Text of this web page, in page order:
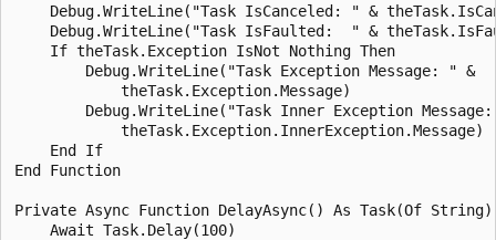
Debug.WriteLine("Task IsCanceled: " &
Debug.WriteLine("Task IsFaulted:  " &
    If theTask.Exception IsNot Nothing Then
        Debug.WriteLine("Task Exception Message: " &
            theTask.Exception.Message)
Debug.WriteLine("Task Inner Exception Message:
            theTask.Exception.InnerException.Message)
    End If
End Function
Private Async Function DelayAsync() As Task(Of String)
    Await Task.Delay(100)